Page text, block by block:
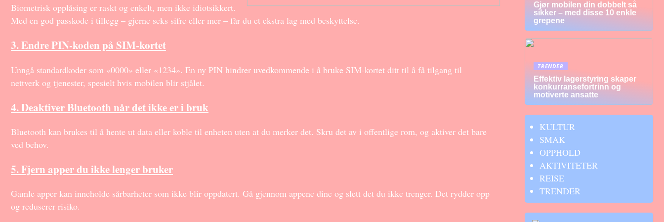
Biometrisk opplåsing er raskt og enkelt, men ikke idiotsikkert.
Med en god passkode i tillegg – gjerne seks sifre eller mer – får du et ekstra lag med beskyttelse.
3. Endre PIN-koden på SIM-kortet
Unngå standardkoder som «0000» eller «1234». En ny PIN hindrer uvedkommende i å bruke SIM-kortet ditt til å få tilgang til
nettverk og tjenester, spesielt hvis mobilen blir stjålet.
4. Deaktiver Bluetooth når det ikke er i bruk
Bluetooth kan brukes til å hente ut data eller koble til enheten uten at du merker det. Skru det av i offentlige rom, og aktiver det bare
ved behov.
5. Fjern apper du ikke lenger bruker
Gamle apper kan inneholde sårbarheter som ikke blir oppdatert. Gå gjennom appene dine og slett det du ikke trenger. Det rydder opp
og reduserer risiko.
Gjør mobilen din dobbelt så
sikker – med disse 10 enkle
grepene
TRENDER
Effektiv lagerstyring skaper
konkurransefortrinn og
motiverte ansatte
KULTUR
SMAK
OPPHOLD
AKTIVITETER
REISE
TRENDER